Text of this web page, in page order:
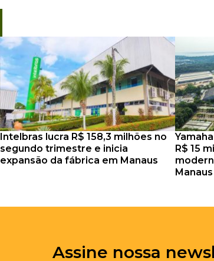
Intelbras lucra R$ 158,3 milhões no
segundo trimestre e inicia
expansão da fábrica em Manaus
R$ 15
Manaus
Assine nossa